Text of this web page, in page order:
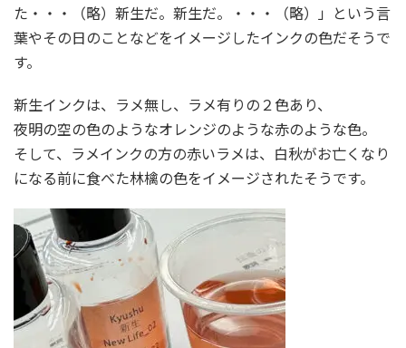
た・・・（略）新生だ。新生だ。・・・（略）」という言
葉やその日のことなどをイメージしたインクの色だそうで
す。
新生インクは、ラメ無し、ラメ有りの２色あり、
夜明の空の色のようなオレンジのような赤のような色。
そして、ラメインクの方の赤いラメは、白秋がお亡くなり
になる前に食べた林檎の色をイメージされたそうです。